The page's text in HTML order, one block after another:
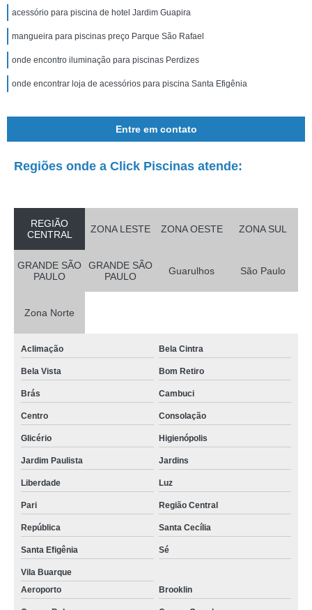
acessório para piscina de hotel Jardim Guapira
mangueira para piscinas preço Parque São Rafael
onde encontro iluminação para piscinas Perdizes
onde encontrar loja de acessórios para piscina Santa Efigênia
Entre em contato
Regiões onde a Click Piscinas atende:
REGIÃO
CENTRAL
ZONA LESTE ZONA OESTE ZONA SUL
GRANDE SÃO
PAULO
GRANDE SÃO
PAULO
Guarulhos São Paulo
Zona Norte
Aclimação Bela Cintra
Bela Vista Bom Retiro
Brás Cambuci
Centro Consolação
Glicério Higienópolis
Jardim Paulista Jardins
Liberdade Luz
Pari Região Central
República Santa Cecília
Santa Efigênia Sé
Vila Buarque
Aeroporto
Brooklin